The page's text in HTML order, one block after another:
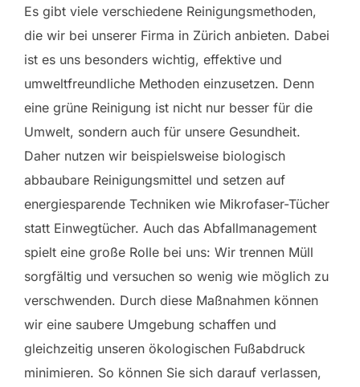
Es gibt viele verschiedene Reinigungsmethoden,
die wir bei unserer Firma in Zürich anbieten. Dabei
ist es uns besonders wichtig, effektive und
umweltfreundliche Methoden einzusetzen. Denn
eine grüne Reinigung ist nicht nur besser für die
Umwelt, sondern auch für unsere Gesundheit.
Daher nutzen wir beispielsweise biologisch
abbaubare Reinigungsmittel und setzen auf
energiesparende Techniken wie Mikrofaser-Tücher
statt Einwegtücher. Auch das Abfallmanagement
spielt eine große Rolle bei uns: Wir trennen Müll
sorgfältig und versuchen so wenig wie möglich zu
verschwenden. Durch diese Maßnahmen können
wir eine saubere Umgebung schaffen und
gleichzeitig unseren ökologischen Fußabdruck
minimieren. So können Sie sich darauf verlassen,